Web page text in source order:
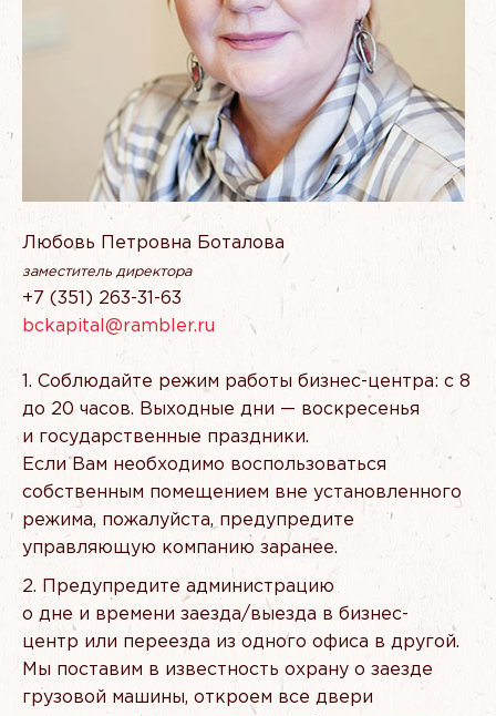
Любовь Петровна Боталова
заместитель директора
+7 (351
) 263-31-63
bckapital@rambler.ru
Соблюдайте режим работы бизнес-центра: с 8
до 20 часов. Выходные дни — воскресенья
и государственные праздники.
Если Вам необходимо воспользоваться
собственным помещением вне установленного
режима, пожалуйста, предупредите
управляющую компанию заранее.
Предупредите администрацию
о дне и времени заезда/выезда в бизнес-
центр или переезда из одного офиса в другой.
Мы поставим в известность охрану о заезде
грузовой машины, откроем все двери